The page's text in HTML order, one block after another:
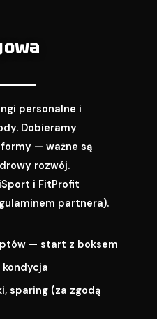
personalne i
Dobieramy
— ważne są
rozwój.
i FitProfit
partnera).
— start z boksem
kondycja
sparing (za zgodą